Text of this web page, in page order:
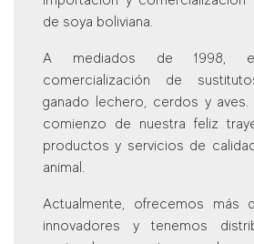
de soya boliviana.
A mediados de 1998,
comercialización de
ganado lechero, cerdos y aves.
comienzo de nuestra feliz
productos y servicios de
animal.
Actualmente, ofrecemos más
innovadores y tenemos